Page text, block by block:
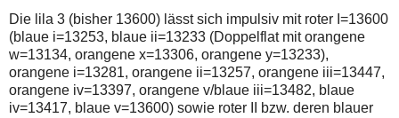
Post
auch
auf
der
Plattform
wallstreet-
online.de
Die lila 3 (bisher 13600) lässt sich impulsiv mit roter I=13600
(blaue i=13253, blaue ii=13233 (Doppelflat mit orangene
w=13134, orangene x=13306, orangene y=13233),
orangene i=13281, orangene ii=13257, orangene iii=13447,
orangene iv=13397, orangene v/blaue iii=13482, blaue
iv=13417, blaue v=13600) sowie roter II bzw. deren blauer